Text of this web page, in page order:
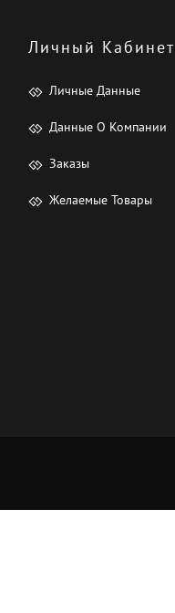
Личный Кабинет
Личные Данные
Данные О Компании
Заказы
Желаемые Товары